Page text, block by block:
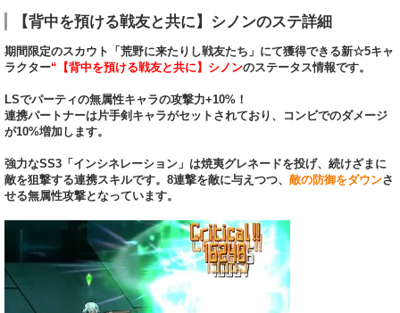
【背中を預ける戦友と共に】シノンのステ詳細
期間限定のスカウト「荒野に来たりし戦友たち」にて獲得できる新☆5キャ
ラクター“【背中を預ける戦友と共に】シノンのステータス情報です。
LSでパーティの無属性キャラの攻撃力+10%！
連携パートナーは片手剣キャラがセットされており、コンビでのダメージ
が10%増加します。
強力なSS3「インシネレーション」は焼夷グレネードを投げ、続けざまに
敵を狙撃する連携スキルです。8連撃を敵に与えつつ、 敵の防御をダウンさ
せる無属性攻撃となっています。